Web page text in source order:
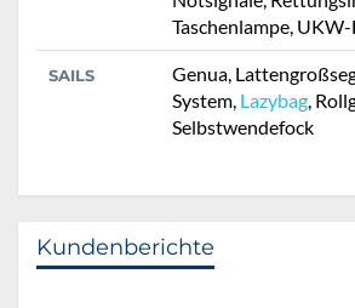
Taschenlampe,
SAILS
Genua,
System, Lazybag ,
Selbstwendefock
Kundenberichte